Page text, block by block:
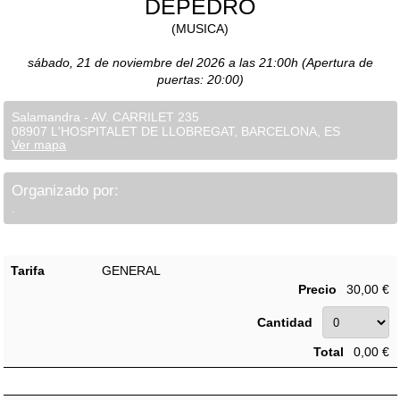
DEPEDRO
(MUSICA)
sábado, 21 de noviembre del 2026 a las 21:00h (Apertura de
puertas: 20:00)
Salamandra - AV. CARRILET 235
08907 L'HOSPITALET DE LLOBREGAT, BARCELONA, ES
Ver mapa
Organizado por:
.
Tarifa
GENERAL
Precio
30,00 €
Cantidad
Total 0,00 €